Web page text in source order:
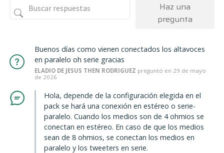
Haz una
pregunta
Buenos días como vienen conectados los altavoces
en paralelo oh serie gracias
ELADIO DE JESUS THEN RODRIGUEZ preguntó en 29 de mayo
de 2026
Hola, depende de la configuración elegida en el
pack se hará una conexión en estéreo o serie-
paralelo. Cuando los medios son de 4 ohmios se
conectan en estéreo. En caso de que los medios
sean de 8 ohmios, se conectan los medios en
paralelo y los tweeters en serie.